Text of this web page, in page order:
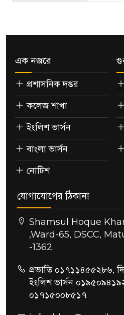
এক নজরে
প্রশাসনিক দপ্তর
কলেজ শাখা
ইংলিশ ভার্সন
বাংলা ভার্সন
নোটিশ
যোগাযোগের ঠিকানা
Shamsul Hoque
,Ward-65, DSCC,
-1362.
প্রভাতি ০১৭১১৪৫৫২৮৬,
ইংলিশ ভার্সন
০১৭১৫০০৮৫১৭